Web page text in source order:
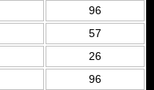
96
57
26
96